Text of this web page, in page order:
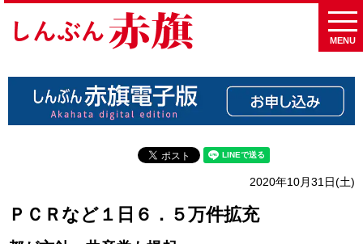
MENU
2020年10月31日(土)
ＰＣＲなど１日６．５万件拡充